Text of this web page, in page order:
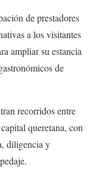
de prestadores
a los visitantes
ampliar su estancia
de
recorridos entre
queretana, con
diligencia y